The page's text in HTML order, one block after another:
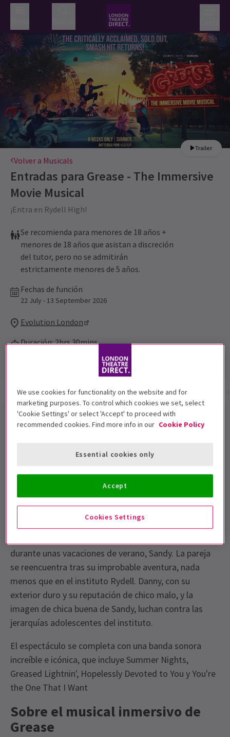
Trailer
Volver a Musicals
Entradas para Grease - The Immersive
Movie Musical
¡Entra en Rydell High!
Se recomienda para menores de 18 años +
menores de 18 años que asistan a discreción
del tutor, pero no se admitirán
estrictamente menores de 5 años.
Fechas de función
22 July - 13 September 2026
Evolution London
Duración: 2hrs 30mins
Información del espectáculo Fechas y horarios
Grasa es la palabra este verano, entra en Rydell High
querida película. Transformando la historia en una
Sobre Grease
Danny Zuko, el macho alfa de la pandilla que se hace
durante unas vacaciones de verano, Sandy. La pareja
se reencuentra tras su improbable aventura, nada
menos que en el instituto Rydell. Danny, con su
exterior duro y su reputación de chico malo, y la
imagen de chica buena de Sandy, luchan contra las
jerarquías adolescentes del instituto.
El espectáculo se completa con una banda sonora
increíble e icónica, que incluye Summer Nights,
Greased Lightnin', Hopelessly Devoted to You y You're
the One That I Want
Sobre el musical inmersivo de
Grease
We use cookies for functionality on the website and for
marketing purposes. To control which cookies we set, select
'Cookie Settings' or select 'Accept' to proceed with
recommended cookies. Find more info in our Cookie Policy
Cookies Settings
Essential cookies only
Accept